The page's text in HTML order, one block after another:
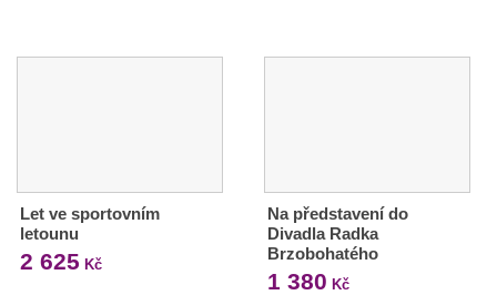
Let ve sportovním
letounu
2 625 Kč
Na představení do
Divadla Radka
Brzobohatého
1 380 Kč